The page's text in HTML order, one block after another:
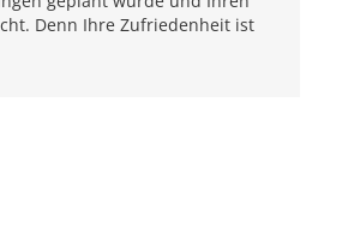
Denn Ihre Zufriedenheit ist